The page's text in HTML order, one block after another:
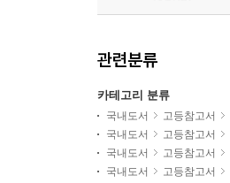
관련분류
카테고리 분류
국내도서 고등참고서
국내도서
고등참고서
국내도서
고등참고서
국내도서
고등참고서